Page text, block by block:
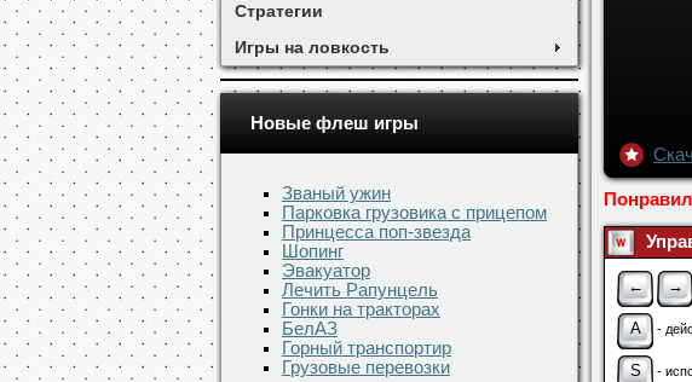
Стратегии
Игры на ловкость
Новые флеш игры
Званый ужин
Парковка грузовика с прицепом
Принцесса поп-звезда
Шопинг
Эвакуатор
Лечить Рапунцель
Гонки на тракторах
БелАЗ
Горный транспортир
Грузовые перевозки
← →
A -
S -